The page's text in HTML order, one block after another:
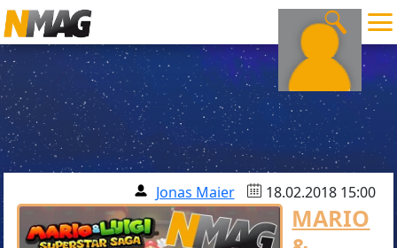
Jonas Maier 18.02.2018 15:00
MARIO